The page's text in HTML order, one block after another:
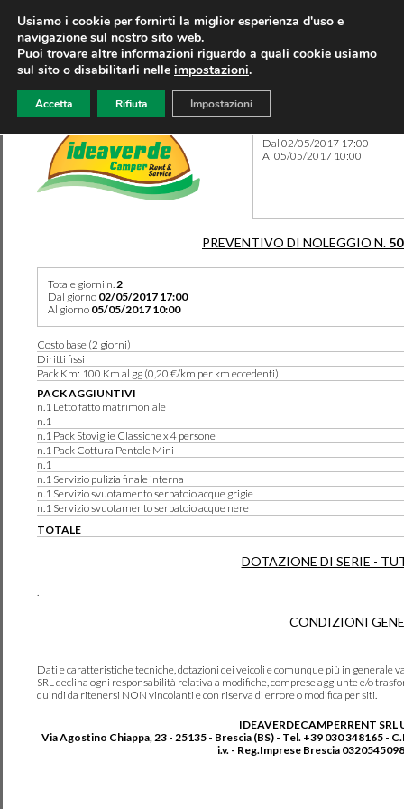
Dal 02/05/2017 17:00
Al 05/05/2017 10:00
PREVENTIVO DI NOLEGGIO N.
Totale giorni n.2
Dal giorno 02/05/2017 17:00
Al giorno 05/05/2017 10:00
Costo base (2 giorni)
Diritti fissi
Pack Km: 100 Km al gg (0,20 €/km per km eccedenti)
PACK AGGIUNTIVI
n.1 Letto fatto matrimoniale
n.1
n.1 Pack Stoviglie Classiche x 4 persone
n.1 Pack Cottura Pentole Mini
n.1
n.1 Servizio pulizia finale interna
n.1 Servizio svuotamento serbatoio acque grigie
n.1 Servizio svuotamento serbatoio acque nere
TOTALE
DOTAZIONE DI SERIE -
CONDIZIONI
Dati e caratteristiche tecniche, dotazioni dei veicoli e comunque più in generale
SRL declina ogni responsabilità relativa a modifiche, comprese aggiunte e/o
quindi da ritenersi NON vincolanti e con riserva di errore o modifica per siti.
IDEAVERDECAMPERRENT SRL
Via Agostino Chiappa, 23 - 25135 - Brescia (BS) - Tel. +39 030 348165 -
i.v. - Reg.Imprese Brescia
Usiamo i cookie per fornirti la miglior esperienza d'uso e
navigazione sul nostro sito web.
Puoi trovare altre informazioni riguardo a quali cookie usiamo
sul sito o disabilitarli nelle impostazioni.
Accetta Rifiuta Impostazioni